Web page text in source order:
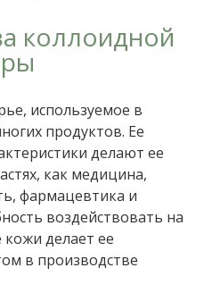
коллоидной
используемое в
продуктов. Ее
делают ее
как медицина,
фармацевтика и
воздействовать на
кожи делает ее
в производстве